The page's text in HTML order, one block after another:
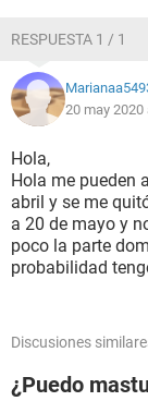
RESPUESTA 1 / 1
20 may 2020
Hola,
Hola me pueden
abril y se me
a 20 de mayo y
poco la parte
probabilidad
Discusiones
¿Puedo